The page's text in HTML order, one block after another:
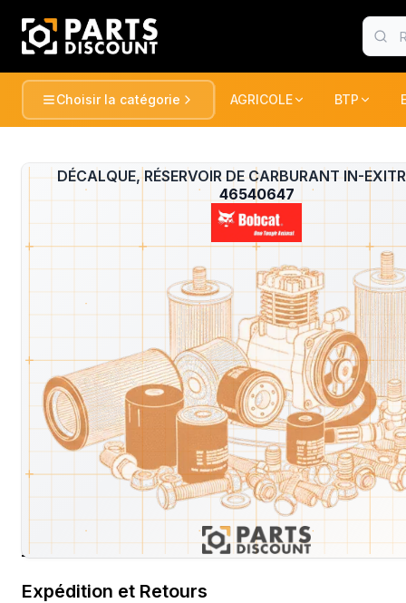
Choisir la catégorie
MARQUES
AGRICOLE
TRACTEURS ET RECOLTE
PULVERISATION
CONSOMABLE
CHARGEUR
FENAISON
GATOR
SEMOIR
ELEVAGE
PIECES TECHNIQUE
REMORQUE
BTP
DUMPER
PELLES /
PELLES
MOTEUR
?
DÉCALQUE, RÉSERVOIR DE CARBURANT IN-
46540647
Livraison & retours Machines compatibles Avis
Expédition et Retours